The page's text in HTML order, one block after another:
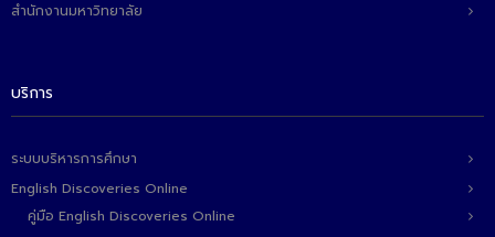
- ข่าวประชาสัมพันธ์ภายนอก
- ทุน/สมัครงาน/ศึกษาต่อ
วารสารคณะ
สำนักงานมหาวิทยาลัย
บริการ
ระบบบริหารการศึกษา
English Discoveries Online
คู่มือ English Discoveries Online